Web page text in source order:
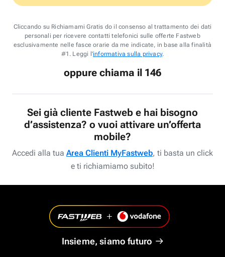
Cliccando su Richiamami Gratis do il consenso al trattamento dei dati
personali per ricevere contatti telefonici sulle offerte Fastweb
esclusivamente nelle fasce orarie da me indicate, in base alla finalità
#1. Leggi l'informativa sulla privacy.
oppure chiama il 146
Sei già cliente Fastweb e hai bisogno
d’assistenza? o vuoi attivare un’offerta
mobile?
Accedi alla tua Area Clienti MyFastweb, ti basta un click
e ti richiamiamo subito!
Insieme, siamo futuro